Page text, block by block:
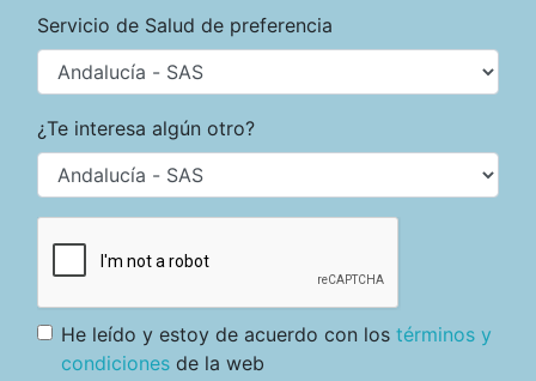
Servicio de Salud de preferencia
¿Te interesa algún otro?
He leído y estoy de acuerdo con los términos y
condiciones de la web